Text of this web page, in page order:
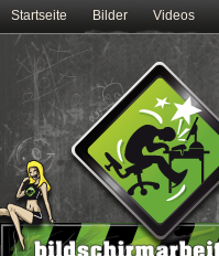
Startseite Bilder Videos